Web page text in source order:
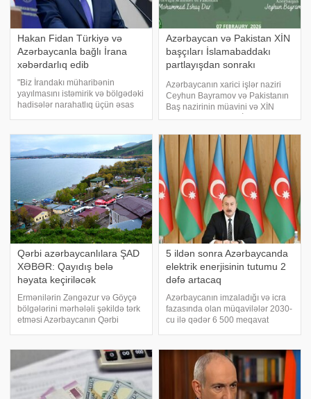
Hakan Fidan Türkiyə və
Azərbaycanla bağlı İrana
xəbərdarlıq edib
"Biz İrandakı müharibənin
yayılmasını istəmirik və bölgədəki
hadisələr narahatlıq üçün əsas
Hakan Fidan Türk Dövlətləri
Təşkilatı Xarici İşlər Nazirlər
Azərbaycan və Pakistan XİN
başçıları İslamabaddakı
partlayışdan sonrakı
Azərbaycanın xarici işlər naziri
Ceyhun Bayramov və Pakistanın
Baş nazirinin müavini və XİN
başçısı Məhəmməd İshaq Dar
verir ki, bu barədə Pakistan Xarici
İşlər Nazirliyinin (XİN) "X"
Qərbi azərbaycanlılara ŞAD
XƏBƏR: Qayıdış belə
həyata keçiriləcək
Ermənilərin Zəngəzur və Göyçə
bölgələrini mərhələli şəkildə tərk
etməsi Azərbaycanın Qərbi
Ermənilərin Zəngəzur və Göyçə
bölgələrini tədricən tərk etməsi
Azərbaycanı
5 ildən sonra Azərbaycanda
elektrik enerjisinin tutumu 2
dəfə artacaq
Azərbaycanın imzaladığı və icra
fazasında olan müqavilələr 2030-
cu ilə qədər 6 500 meqavat
İlham Əliyev Pekində Çinin
CGTN (China Global Television
Network) telekanalın